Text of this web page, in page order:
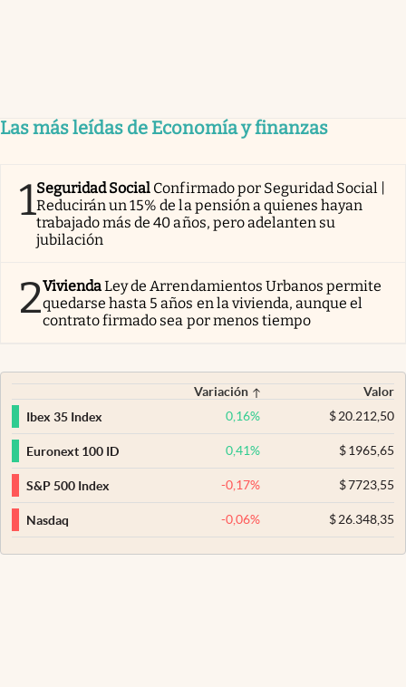
Las más leídas de Economía y finanzas
1Seguridad Social Confirmado por Seguridad Social |
Reducirán un 15% de la pensión a quienes hayan
trabajado más de 40 años, pero adelanten su
jubilación
2ViviendaLey de Arrendamientos Urbanos permite
quedarse hasta 5 años en la vivienda, aunque el
contrato firmado sea por menos tiempo
Variación
Valor
Ibex 35 Index
0,16% $20.212,50
Euronext 100 ID 0,41% $1965,65
S&P 500 Index -0,17% $7723,55
Nasdaq -0,06% $26.348,35